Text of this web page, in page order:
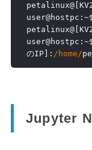
petalinux@[
user@hostpc :~
petalinux@[
user@hostpc :~
のIP]: /home/
Jupyter